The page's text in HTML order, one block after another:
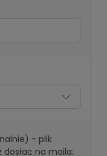
- plik
na maila: